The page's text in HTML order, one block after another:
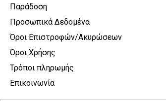
Παράδοση
Προσωπικά Δεδομένα
Όροι Επιστροφών/Ακυρώσεων
Όροι Χρήσης
Τρόποι πληρωμής
Επικοινωνία